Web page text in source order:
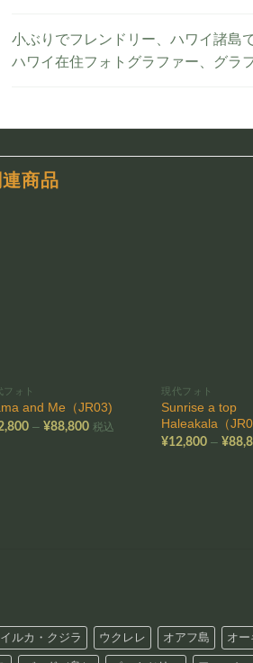
小ぶりでフレンドリー、ハワイ諸島
ハワイ在住フォトグラファー、グラ
連商品
フォト
and Me（JR03)
–¥88,800価税込
現代フォト
Sunrise a top
Haleakala（
¥12,800 –¥
イルカ・クジラ ウクレレ オアフ島 オー